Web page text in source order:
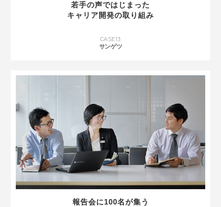
若手の声ではじまった
キャリア開発の取り組み
CASE13
サンゲツ
報告会に100名が集う